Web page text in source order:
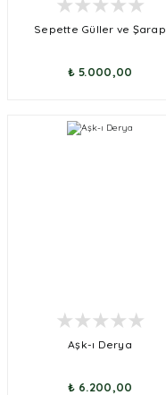
Sepette Güller ve Şarap
₺ 5.000,00
Aşk-ı Derya
₺ 6.200,00